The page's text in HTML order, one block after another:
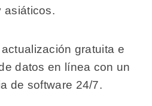
asiáticos.
gratuita e
datos en línea con un
de software 24/7.